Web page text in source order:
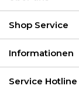
Shop Service
Informationen
Service Hotline